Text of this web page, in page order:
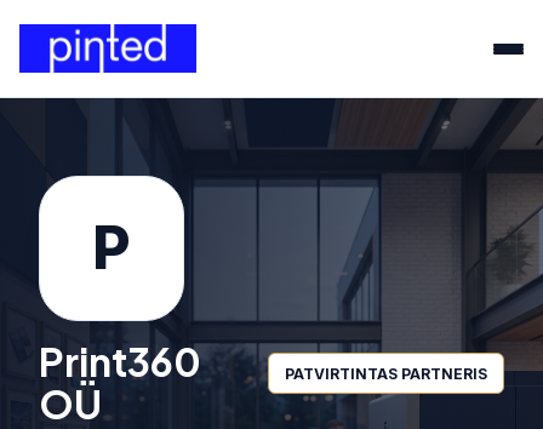
P
Print360
OÜ
PATVIRTINTAS PARTNERIS